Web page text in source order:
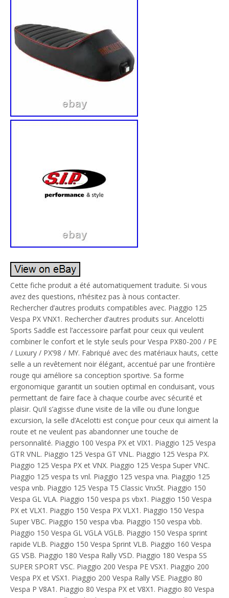
Cette fiche produit a été automatiquement traduite. Si vous
avez des questions, n’hésitez pas à nous contacter.
Rechercher d’autres produits compatibles avec. Piaggio 125
Vespa PX VNX1. Rechercher d’autres produits sur. Ancelotti
Sports Saddle est l’accessoire parfait pour ceux qui veulent
combiner le confort et le style seuls pour Vespa PX80-200 / PE
/ Luxury / PX’98 / MY. Fabriqué avec des matériaux hauts, cette
selle a un revêtement noir élégant, accentué par une frontière
rouge qui améliore sa conception sportive. Sa forme
ergonomique garantit un soutien optimal en conduisant, vous
permettant de faire face à chaque courbe avec sécurité et
plaisir. Qu’il s’agisse d’une visite de la ville ou d’une longue
excursion, la selle d’Acelotti est conçue pour ceux qui aiment la
route et ne veulent pas abandonner une touche de
personnalité. Piaggio 100 Vespa PX et VIX1. Piaggio 125 Vespa
GTR VNL. Piaggio 125 Vespa GT VNL. Piaggio 125 Vespa PX.
Piaggio 125 Vespa PX et VNX. Piaggio 125 Vespa Super VNC.
Piaggio 125 vespa ts vnl. Piaggio 125 vespa vna. Piaggio 125
vespa vnb. Piaggio 125 Vespa T5 Classic Vnx5t. Piaggio 150
Vespa GL VLA. Piaggio 150 vespa ps vbx1. Piaggio 150 Vespa
PX et VLX1. Piaggio 150 Vespa PX VLX1. Piaggio 150 Vespa
Super VBC. Piaggio 150 vespa vba. Piaggio 150 vespa vbb.
Piaggio 150 Vespa GL VGLA VGLB. Piaggio 150 Vespa sprint
rapide VLB. Piaggio 150 Vespa Sprint VLB. Piaggio 160 Vespa
GS VSB. Piaggio 180 Vespa Rally VSD. Piaggio 180 Vespa SS
SUPER SPORT VSC. Piaggio 200 Vespa PE VSX1. Piaggio 200
Vespa PX et VSX1. Piaggio 200 Vespa Rally VSE. Piaggio 80
Vespa P V8A1. Piaggio 80 Vespa PX et V8X1. Piaggio 80 Vespa